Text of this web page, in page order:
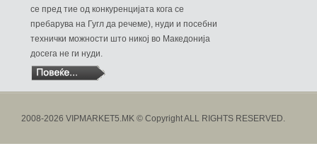
се пред тие од конкуренцијата кога се
пребарува на Гугл да речеме), нуди и посебни
технички можности што никој во Македонија
досега не ги нуди.
2008-2026 VIPMARKET5.MK © Copyright ALL RIGHTS RESERVED.